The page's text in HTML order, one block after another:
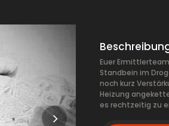
Euer
Standbein im
noch kurz
Heizung
es rechtzeitig zu